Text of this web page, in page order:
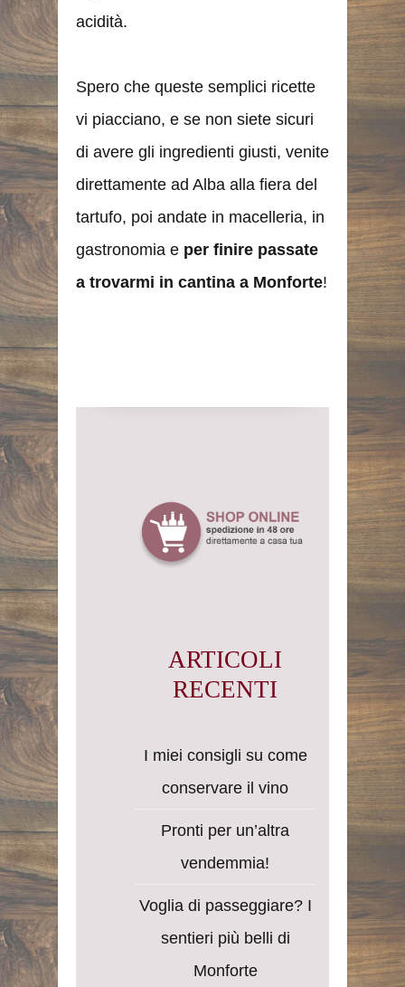
acidità.
Spero che queste semplici ricette
vi piacciano, e se non siete sicuri
di avere gli ingredienti giusti, venite
direttamente ad Alba alla fiera del
tartufo, poi andate in macelleria, in
gastronomia e per finire passate
a trovarmi in cantina a Monforte!
ARTICOLI
RECENTI
I miei consigli su come
conservare il vino
Pronti per un’altra
vendemmia!
Voglia di passeggiare? I
sentieri più belli di
Monforte